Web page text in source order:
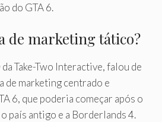
do GTA 6.
de marketing tático?
Take-Two Interactive, falou de
de marketing centrado e
6, que poderia começar após o
país antigo e a Borderlands 4.